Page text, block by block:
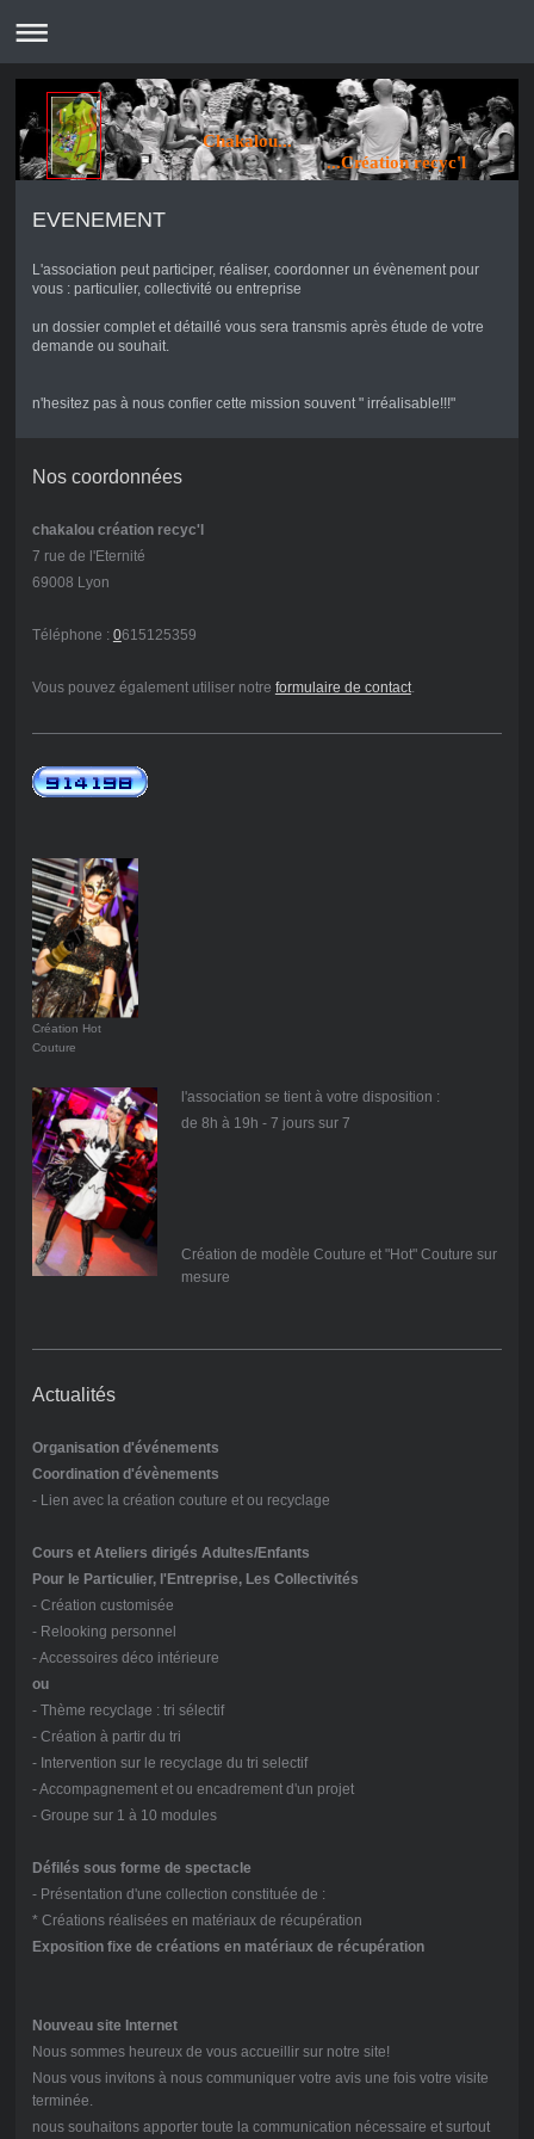
Chakalou...
...Création recyc'l
EVENEMENT
L'association peut participer, réaliser, coordonner un évènement pour
vous : particulier, collectivité ou entreprise
un dossier complet et détaillé vous sera transmis après étude de votre
demande ou souhait.
n'hesitez pas à nous confier cette mission souvent " irréalisable!!!"
Nos coordonnées
chakalou création recyc'l
7 rue de l'Eternité
69008 Lyon
Téléphone : 0615125359
Vous pouvez également utiliser notre formulaire de contact.
Création Hot
Couture
l'association se tient à votre disposition :
de 8h à 19h - 7 jours sur 7
Création de modèle Couture et "Hot" Couture sur
mesure
Actualités
Organisation d'événements
Coordination d'évènements
- Lien avec la création couture et ou recyclage
Cours et Ateliers dirigés Adultes/Enfants
Pour le Particulier, l'Entreprise, Les Collectivités
- Création customisée
- Relooking personnel
- Accessoires déco intérieure
ou
- Thème recyclage : tri sélectif
- Création à partir du tri
- Intervention sur le recyclage du tri selectif
- Accompagnement et ou encadrement d'un projet
- Groupe sur 1 à 10 modules
Défilés sous forme de spectacle
- Présentation d'une collection constituée de :
* Créations réalisées en matériaux de récupération
Exposition fixe de créations en matériaux de récupération
Nouveau site Internet
Nous sommes heureux de vous accueillir sur notre site!
Nous vous invitons à nous communiquer votre avis une fois votre visite
terminée.
nous souhaitons apporter toute la communication nécessaire et surtout